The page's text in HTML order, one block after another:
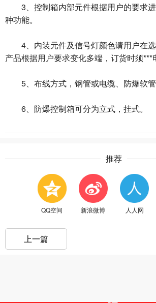
3、控制箱内部元件根据用户的要求进
种功能。
4、内装元件及信号灯颜色请用户在
产品根据用户要求变化多端，订货时须***
5、布线方式，钢管或电缆、防爆软
6、防爆控制箱可分为立式，挂式。
推荐
QQ空间 新浪微博 人人网
上一篇